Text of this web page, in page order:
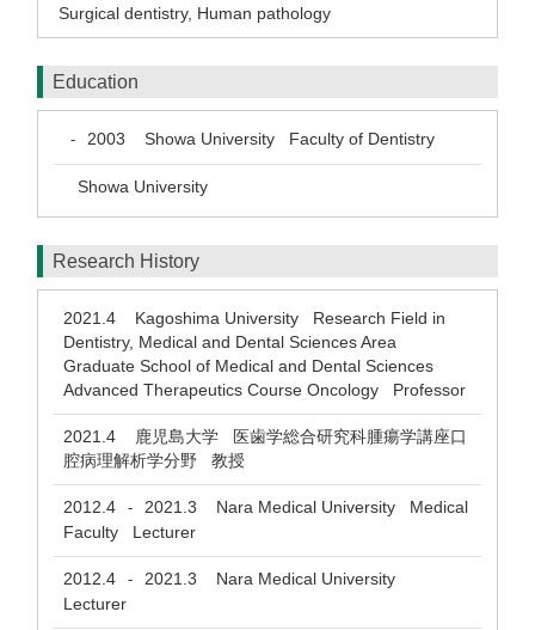
Surgical dentistry, Human pathology
Education
- 2003 Showa University Faculty of Dentistry
Showa University
Research History
2021.4 Kagoshima University Research Field in
Dentistry, Medical and Dental Sciences Area
Graduate School of Medical and Dental Sciences
Advanced Therapeutics Course Oncology Professor
2021.4 鹿児島大学 医歯学総合研究科腫瘍学講座口
腔病理解析学分野 教授
2012.4 - 2021.3 Nara Medical University Medical
Faculty Lecturer
2012.4 - 2021.3 Nara Medical University
Lecturer